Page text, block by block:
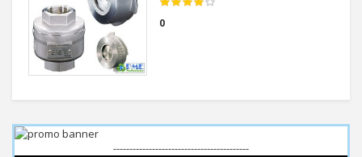
0
------------------------------------------